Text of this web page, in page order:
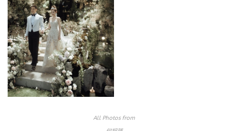
All Photos from